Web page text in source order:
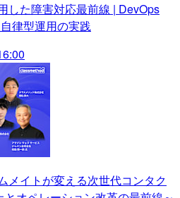
した障害対応最前線 | DevOps
律型運用の実践
メイトが変える次世代コンタク